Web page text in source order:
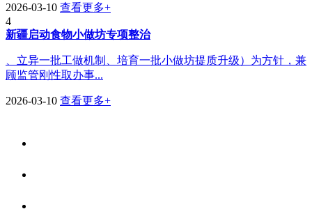
2026-03-10 查看更多+
4
新疆启动食物小做坊专项整治
、立异一批工做机制、培育一批小做坊提质升级）为方针，兼
顾监管刚性取办事...
2026-03-10 查看更多+